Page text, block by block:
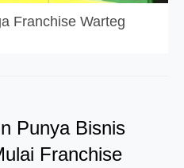
Franchise Warteg
Punya Bisnis
Franchise